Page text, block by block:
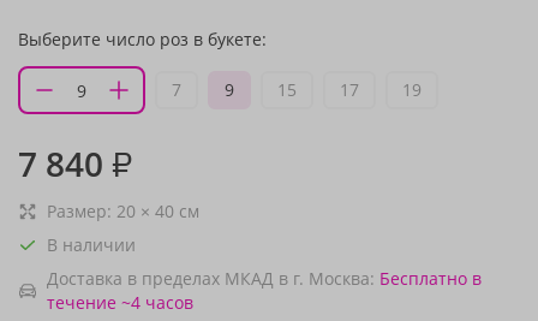
Выберите число роз в букете:
7 9 15 17 19
7 840 ₽
Размер: 20 × 40 см
В наличии
Доставка в пределах МКАД в г. Москва: Бесплатно в
течение ~4 часов